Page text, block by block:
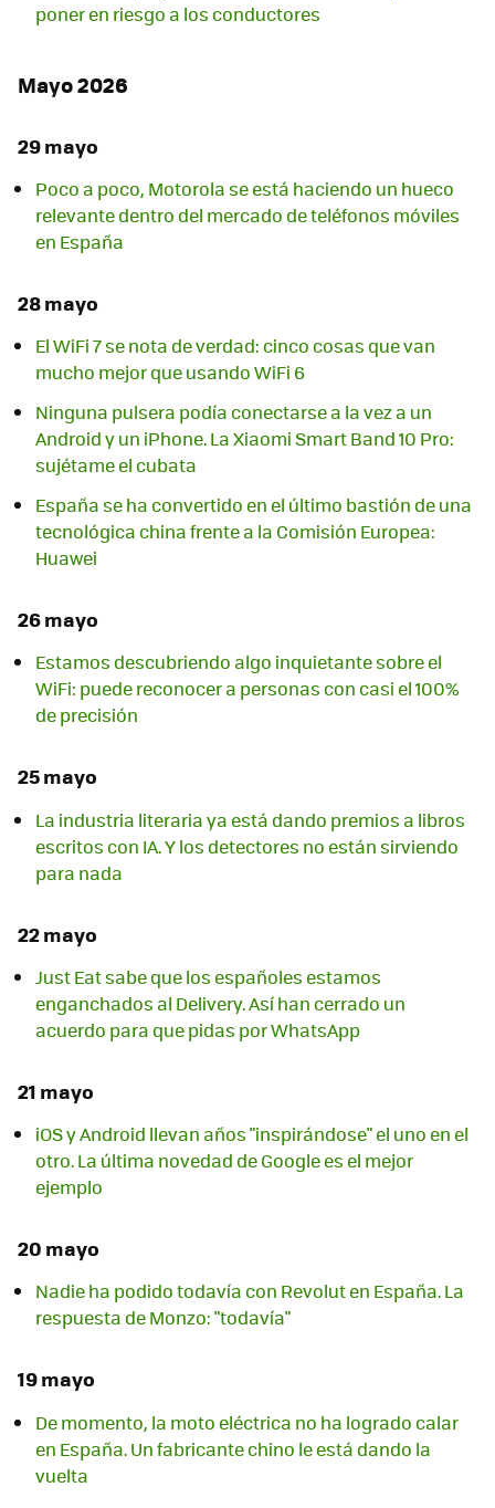
poner en riesgo a los conductores
Mayo 2026
29 mayo
Poco a poco, Motorola se está haciendo un hueco
relevante dentro del mercado de teléfonos móviles
en España
28 mayo
El WiFi 7 se nota de verdad: cinco cosas que van
mucho mejor que usando WiFi 6
Ninguna pulsera podía conectarse a la vez a un
Android y un iPhone. La Xiaomi Smart Band 10 Pro:
sujétame el cubata
España se ha convertido en el último bastión de una
tecnológica china frente a la Comisión Europea:
Huawei
26 mayo
Estamos descubriendo algo inquietante sobre el
WiFi: puede reconocer a personas con casi el 100%
de precisión
25 mayo
La industria literaria ya está dando premios a libros
escritos con IA. Y los detectores no están sirviendo
para nada
22 mayo
Just Eat sabe que los españoles estamos
enganchados al Delivery. Así han cerrado un
acuerdo para que pidas por WhatsApp
21 mayo
iOS y Android llevan años "inspirándose" el uno en el
otro. La última novedad de Google es el mejor
ejemplo
20 mayo
Nadie ha podido todavía con Revolut en España. La
respuesta de Monzo: "todavía"
19 mayo
De momento, la moto eléctrica no ha logrado calar
en España. Un fabricante chino le está dando la
vuelta